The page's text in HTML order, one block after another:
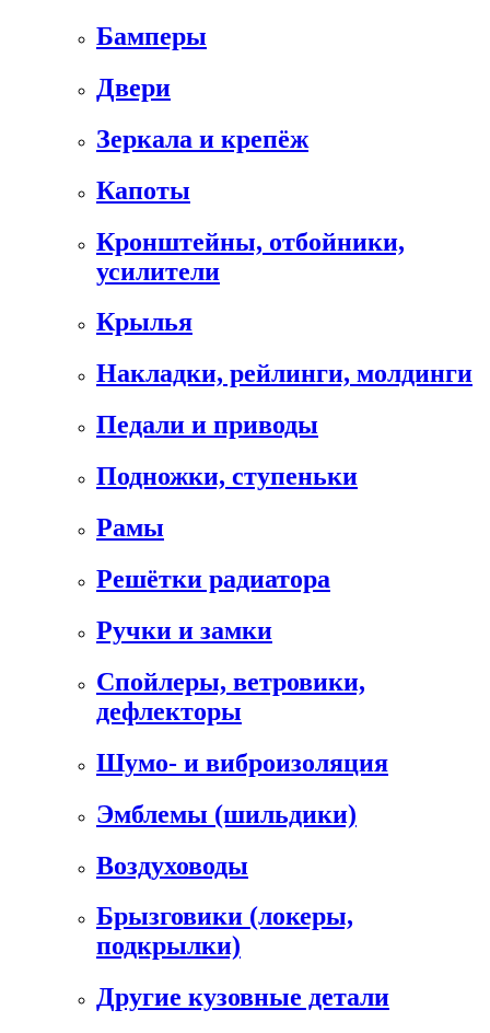
Бамперы
Двери
Зеркала и крепёж
Капоты
Кронштейны, отбойники,
усилители
Крылья
Накладки, рейлинги, молдинги
Педали и приводы
Подножки, ступеньки
Рамы
Решётки радиатора
Ручки и замки
Спойлеры, ветровики,
дефлекторы
Шумо- и виброизоляция
Эмблемы (шильдики)
Воздуховоды
Брызговики (локеры,
подкрылки)
Другие кузовные детали